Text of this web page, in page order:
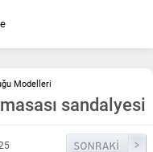
Modelleri
sandalyesi